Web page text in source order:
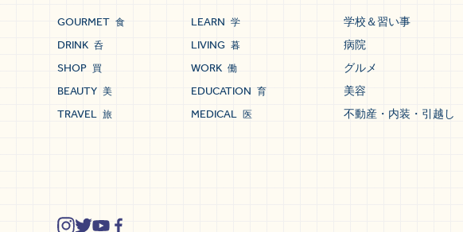
GOURMET 食
DRINK 呑
SHOP 買
BEAUTY 美
TRAVEL 旅
LEARN 学
LIVING 暮
WORK 働
EDUCATION 育
MEDICAL 医
学校＆習い事
病院
グルメ
美容
不動産・内装・引越し